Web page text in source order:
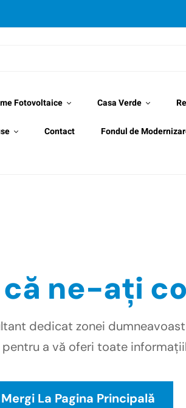
Fotovoltaice Casa Verde
Contact Fondul de
ne-ați
dedicat zonei
a vă oferi toate
Mergi La Pagina Principală